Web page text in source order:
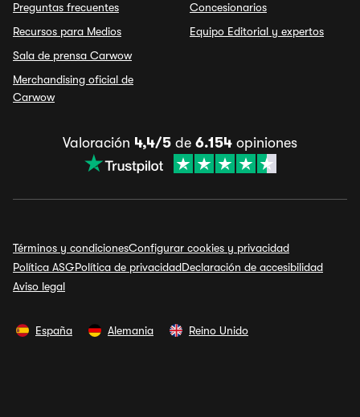
Preguntas frecuentes
Recursos para Medios
Sala de prensa Carwow
Merchandising oficial de
Carwow
Concesionarios
Equipo Editorial y expertos
Valoración 4,4/5 de 6.154 opiniones
Términos y condicionesConfigurar cookies y privacidad
Política ASGPolítica de privacidadDeclaración de accesibilidad
Aviso legal
España Alemania Reino Unido